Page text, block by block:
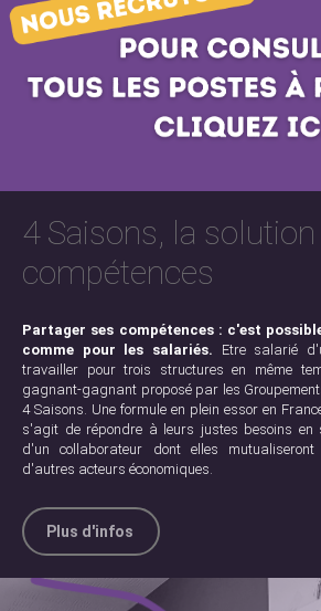
4 Saisons, la solution
compétences
Partager ses compétences : c'est
comme pour les salariés. Etre salarié
travailler pour trois structures en même
gagnant-gagnant proposé par les
4 Saisons. Une formule en plein essor en
s'agit de répondre à leurs justes besoins en
d'un collaborateur dont elles mutualiseront
d'autres acteurs économiques.
Plus d'infos